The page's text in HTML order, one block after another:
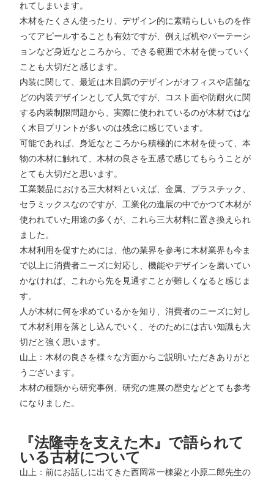
れてしまいます。
木材をたくさん使ったり、デザイン的に素晴らしいものを作
ってアピールすることも有効ですが、例えば机やパーテーシ
ョンなど身近なところから、できる範囲で木材を使っていく
ことも大切だと感じます。
内装に関して、最近は木目調のデザインがオフィスや店舗な
どの内装デザインとして人気ですが、コスト面や防耐火に関
する内装制限問題から、実際に使われているのが木材ではな
く木目プリントが多いのは残念に感じています。
可能であれば、身近なところから積極的に木材を使って、本
物の木材に触れて、木材の良さを五感で感じてもらうことが
とても大切だと思います。
工業製品における三大材料といえば、金属、プラスチック、
セラミックスなのですが、工業化の進展の中でかつて木材が
使われていた用途の多くが、これら三大材料に置き換えられ
ました。
木材利用を促すためには、他の業界を参考に木材業界も今ま
で以上に消費者ニーズに対応し、機能やデザインを磨いてい
かなければ、これから先を見通すことが難しくなると感じま
す。
人が木材に何を求めているかを知り、消費者のニーズに対し
て木材利用を落とし込んでいく、そのためには古い知識も大
切だと強く思います。
山上：木材の良さを様々な方面からご説明いただきありがと
うございます。
木材の種類から研究事例、研究の進展の歴史などとても参考
になりました。
『法隆寺を支えた木』で語られて
いる古材について
山上：前にお話しに出てきた西岡常一棟梁と小原二郎先生の